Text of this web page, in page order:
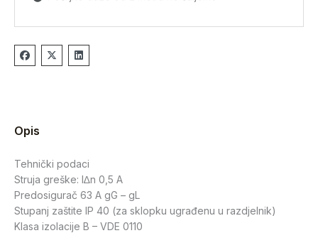
Opis
Tehnički podaci
Struja greške: I∆n 0,5 A
Predosigurač 63 A gG – gL
Stupanj zaštite IP 40 (za sklopku ugrađenu u razdjelnik)
Klasa izolacije B – VDE 0110